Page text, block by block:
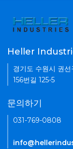
Heller
경기도 수원시 권선
156번길 125-5
문의하기
031-769-0808